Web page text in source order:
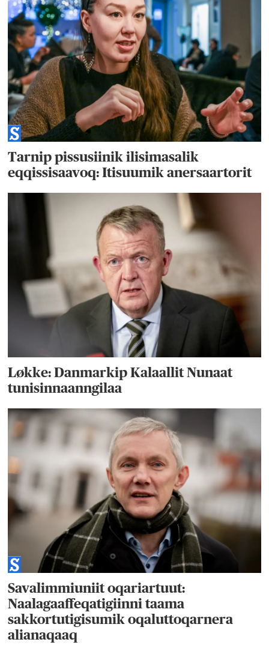
Tarnip pissusiinik ilisimasalik
eqqissisaavoq: Itisuumik anersaartorit
Løkke: Danmarkip Kalaallit Nunaat
tunisinnaanngilaa
Savalimmiuniit oqariartuut:
Naalagaaffeqatigiinni taama
sakkortutigisumik oqaluttoqarnera
alianaqaaq